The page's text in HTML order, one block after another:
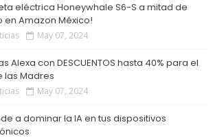
eléctrica Honeywhale S6-S a mitad de
en Amazon México!
May 07, 2024
Alexa con DESCUENTOS hasta 40% para el
las Madres
May 07, 2024
a dominar la IA en tus dispositivos